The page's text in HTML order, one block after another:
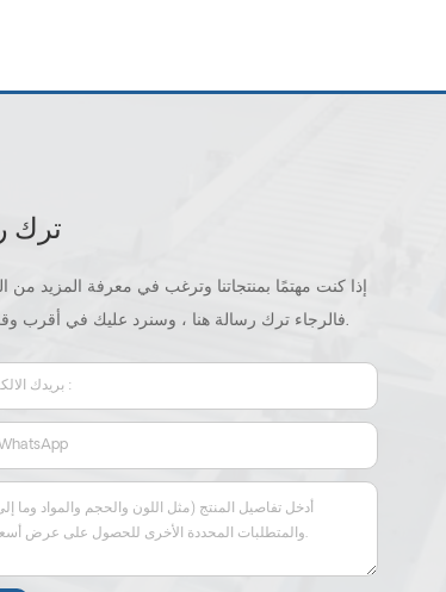
ترك
إذا كنت مهتمًا بمنتجاتنا وترغب في معرفة المزيد من
فالرجاء ترك رسالة هنا ، وسنرد عليك في أقرب وقت ممكن.